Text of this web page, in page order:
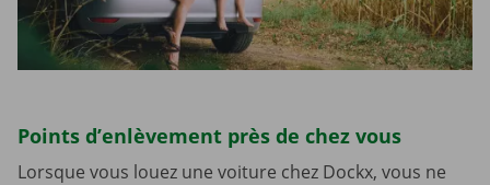
Points d’enlèvement près de chez vous
Lorsque vous louez une voiture chez Dockx, vous ne